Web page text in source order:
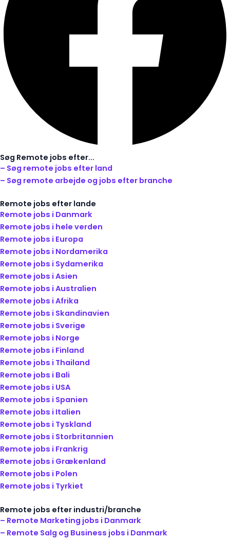
Søg Remote jobs efter...
– Søg remote jobs efter land
– Søg remote arbejde og jobs efter branche
Remote jobs efter lande
Remote jobs i Danmark
Remote jobs i hele verden
Remote jobs i Europa
Remote jobs i Nordamerika
Remote jobs i Sydamerika
Remote jobs i Asien
Remote jobs i Australien
Remote jobs i Afrika
Remote jobs i Skandinavien
Remote jobs i Sverige
Remote jobs i Norge
Remote jobs i Finland
Remote jobs i Thailand
Remote jobs i Bali
Remote jobs i USA
Remote jobs i Spanien
Remote jobs i Italien
Remote jobs i Tyskland
Remote jobs i Storbritannien
Remote jobs i Frankrig
Remote jobs i Grækenland
Remote jobs i Polen
Remote jobs i Tyrkiet
Remote jobs efter industri/branche
– Remote Marketing jobs i Danmark
– Remote Salg og Business jobs i Danmark